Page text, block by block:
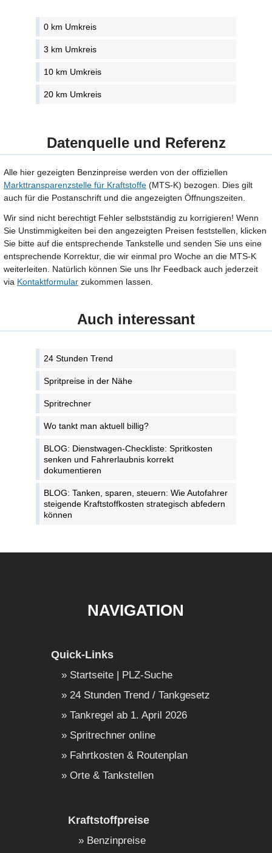
0 km Umkreis
3 km Umkreis
10 km Umkreis
20 km Umkreis
Datenquelle und Referenz
Alle hier gezeigten Benzinpreise werden von der offiziellen
Markttransparenzstelle für Kraftstoffe (MTS-K) bezogen. Dies gilt
auch für die Postanschrift und die angezeigten Öffnungszeiten.
Wir sind nicht berechtigt Fehler selbstständig zu korrigieren! Wenn
Sie Unstimmigkeiten bei den angezeigten Preisen feststellen, klicken
Sie bitte auf die entsprechende Tankstelle und senden Sie uns eine
entsprechende Korrektur, die wir einmal pro Woche an die MTS-K
weiterleiten. Natürlich können Sie uns Ihr Feedback auch jederzeit
via Kontaktformular zukommen lassen.
Auch interessant
24 Stunden Trend
Spritpreise in der Nähe
Spritrechner
Wo tankt man aktuell billig?
BLOG: Dienstwagen-Checkliste: Spritkosten
senken und Fahrerlaubnis korrekt
dokumentieren
BLOG: Tanken, sparen, steuern: Wie Autofahrer
steigende Kraftstoffkosten strategisch abfedern
können
NAVIGATION
Quick-Links
Startseite | PLZ-Suche
24 Stunden Trend / Tankgesetz
Tankregel ab 1. April 2026
Spritrechner online
Fahrtkosten & Routenplan
Orte & Tankstellen
Kraftstoffpreise
Benzinpreise